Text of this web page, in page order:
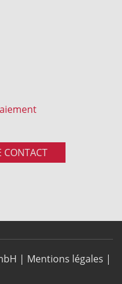
CONTACT
| Mentions légales |